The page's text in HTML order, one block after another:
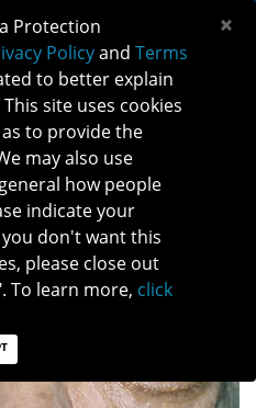
TIROIDEA
Descargar PDF aquí
Protection
Policyand Terms
to better explain
site uses cookies
to provide the
may also use
how people
indicate your
don't want this
please close out
To learn more, click
×